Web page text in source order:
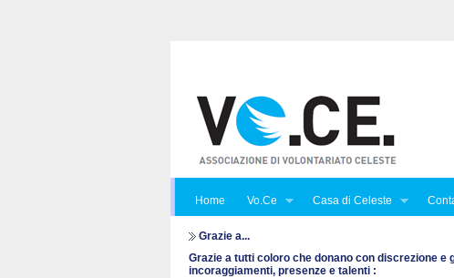
Home Vo.Ce Casa di Celeste
Grazie a...
Grazie a tutti coloro che donano con discrezione
incoraggiamenti, presenze e talenti :